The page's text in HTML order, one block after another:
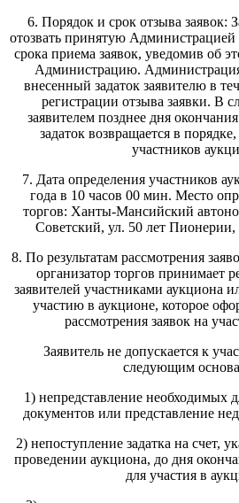
6. Порядок и срок отзыва заявок:
отозвать принятую Администрацией
срока приема заявок, уведомив об
Администрацию. Администрация
внесенный задаток заявителю в
регистрации отзыва заявки. В
заявителем позднее дня
задаток возвращается в
участников
7. Дата определения участников
года в 10 часов 00 мин. Место
торгов: Ханты-Мансийский
Советский, ул. 50 лет
8. По результатам рассмотрения
организатор торгов принимает
заявителей участниками аукциона
участию в аукционе, которое
рассмотрения заявок на
Заявитель не допускается к
следующим
1) непредставление необходимых
документов или представление
2) непоступление задатка на счет,
проведении аукциона, до дня
для участия в